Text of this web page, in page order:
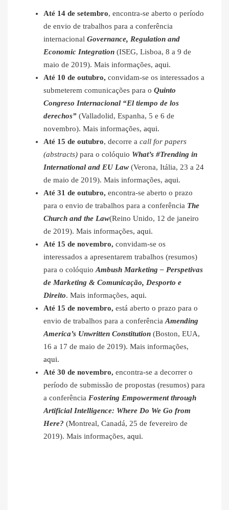
Até 14 de setembro, encontra-se aberto o período
de envio de trabalhos para a conferência
internacional Governance, Regulation and
Economic Integration (ISEG, Lisboa, 8 a 9 de
maio de 2019). Mais informações, aqui.
Até 10 de outubro, convidam-se os interessados a
submeterem comunicações para o Quinto
Congreso Internacional “El tiempo de los
derechos” (Valladolid, Espanha, 5 e 6 de
novembro). Mais informações, aqui.
Até 15 de outubro, decorre a call for papers
(abstracts) para o colóquio What’s #Trending in
International and EU Law (Verona, Itália, 23 a 24
de maio de 2019). Mais informações, aqui.
Até 31 de outubro, encontra-se aberto o prazo
para o envio de trabalhos para a conferência The
Church and the Law(Reino Unido, 12 de janeiro
de 2019). Mais informações, aqui.
Até 15 de novembro, convidam-se os
interessados a apresentarem trabalhos (resumos)
para o colóquioAmbush Marketing – Perspetivas
de Marketing & Comunicação, Desporto e
Direito. Mais informações, aqui.
Até 15 de novembro, está aberto o prazo para o
envio de trabalhos para a conferênciaAmending
America’s Unwritten Constitution (Boston, EUA,
16 a 17 de maio de 2019). Mais informações,
aqui.
Até 30 de novembro, encontra-se a decorrer o
período de submissão de propostas (resumos) para
a conferência Fostering Empowerment through
Artificial Intelligence: Where Do We Go from
Here? (Montreal, Canadá, 25 de fevereiro de
2019). Mais informações, aqui.